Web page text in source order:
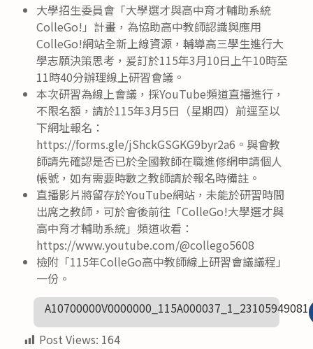
大學招生委員會「大學選才與高中育才輔助系統
ColleGo!」計畫，為協助高中教師認識與應用
ColleGo!網站全新上線資源，輔導高三學生進行大
學志願決策思考，爰訂於115年3月10日上午10時至
11時40分辦理線上研習會議。
本次研習為線上會議，採YouTube頻道直播進行，
不限名額，請於115年3月5日（星期四）前逕至以
下網址報名：
https://forms.gle/jShckGSGKG9byr2a6。與會教
師請先確認是否已於全國教師在職進修網申請個人
帳號，如有需要時數之教師請於報名時備註。
直播影片將留存於YouTube網站，未能於研習時間
出席之教師，可於會後前往「ColleGo!大學選才與
高中育才輔助系統」頻道收看：
https://www.youtube.com/@collego5608
檢附「115年ColleGo高中教師線上研習會議議程」
一份。
A10700000V0000000_115A000037_1_23105949081
Post Views: 164